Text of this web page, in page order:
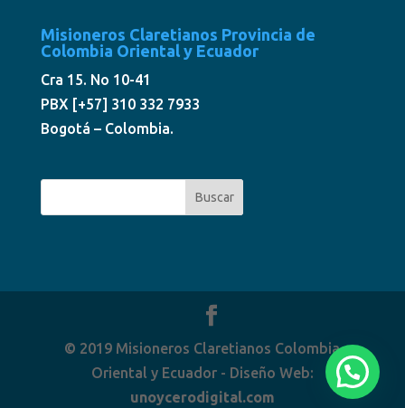
Misioneros Claretianos Provincia de
Colombia Oriental y Ecuador
Cra 15. No 10-41
PBX [+57] 310 332 7933
Bogotá – Colombia.
© 2019 Misioneros Claretianos Colombia
Oriental y Ecuador - Diseño Web:
unoycerodigital.com